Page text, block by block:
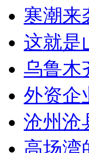
寒潮来
这就是
乌鲁木
外资企
沧州沧
高场湾